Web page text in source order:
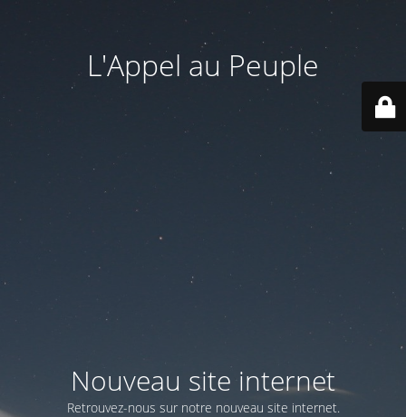
L'Appel au Peuple
Nouveau site internet
Retrouvez-nous sur notre nouveau site internet.